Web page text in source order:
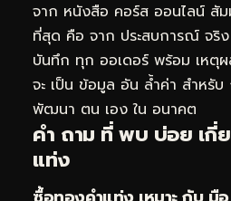
จาก หนังสือ คอร์ส ออนไลน์ สั
ที่สุด คือ จาก ประสบการณ์ จริ
บันทึก ทุก ออเดอร์ พร้อม เหตุผ
จะ เป็น ข้อมูล อัน ล้ำค่า สำหรับ
พัฒนา ตน เอง ใน อนาคต
คำ ถาม ที่ พบ บ่อย เกี่
แท่ง